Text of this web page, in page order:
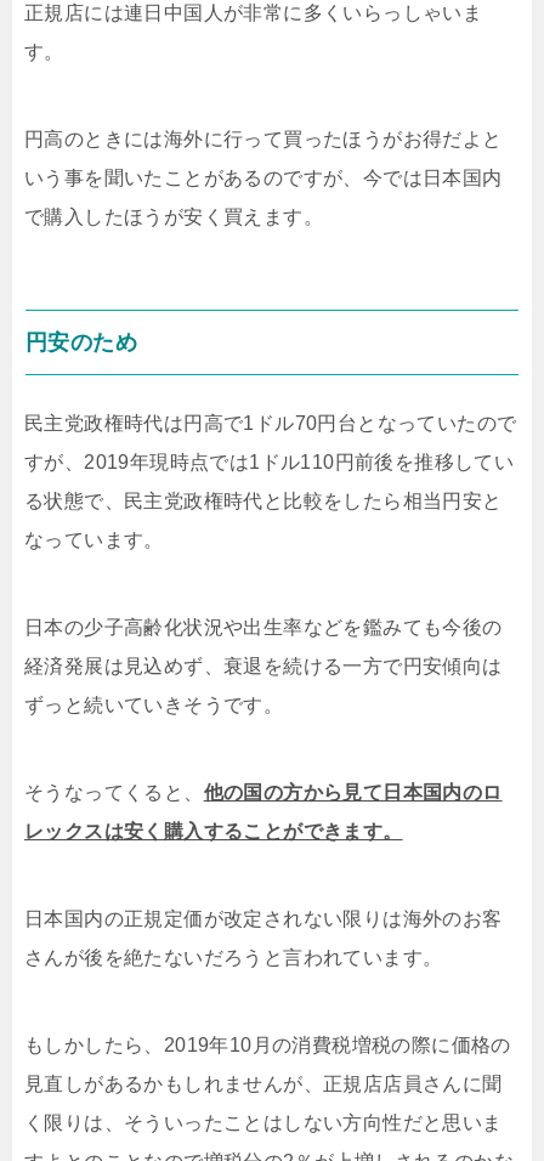
正規店には連日中国人が非常に多くいらっしゃいま
す。
円高のときには海外に行って買ったほうがお得だよと
いう事を聞いたことがあるのですが、今では日本国内
で購入したほうが安く買えます。
円安のため
民主党政権時代は円高で1ドル70円台となっていたので
すが、2019年現時点では1ドル110円前後を推移してい
る状態で、民主党政権時代と比較をしたら相当円安と
なっています。
日本の少子高齢化状況や出生率などを鑑みても今後の
経済発展は見込めず、衰退を続ける一方で円安傾向は
ずっと続いていきそうです。
そうなってくると、 他の国の方から見て日本国内のロ
レックスは安く購入することができます。
日本国内の正規定価が改定されない限りは海外のお客
さんが後を絶たないだろうと言われています。
もしかしたら、2019年10月の消費税増税の際に価格の
見直しがあるかもしれませんが、正規店店員さんに聞
く限りは、そういったことはしない方向性だと思いま